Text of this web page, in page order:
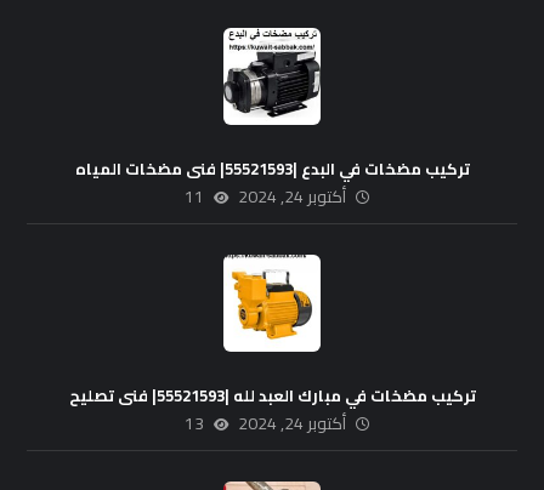
تركيب مضخات في البدع |55521593| فنى مضخات المياه
أكتوبر 24, 2024 11
تركيب مضخات في مبارك العبد لله |55521593| فنى تصليح
أكتوبر 24, 2024 13